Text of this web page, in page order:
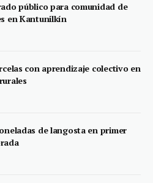
público para comunidad de
en Kantunilkín
con aprendizaje colectivo en
de langosta en primer